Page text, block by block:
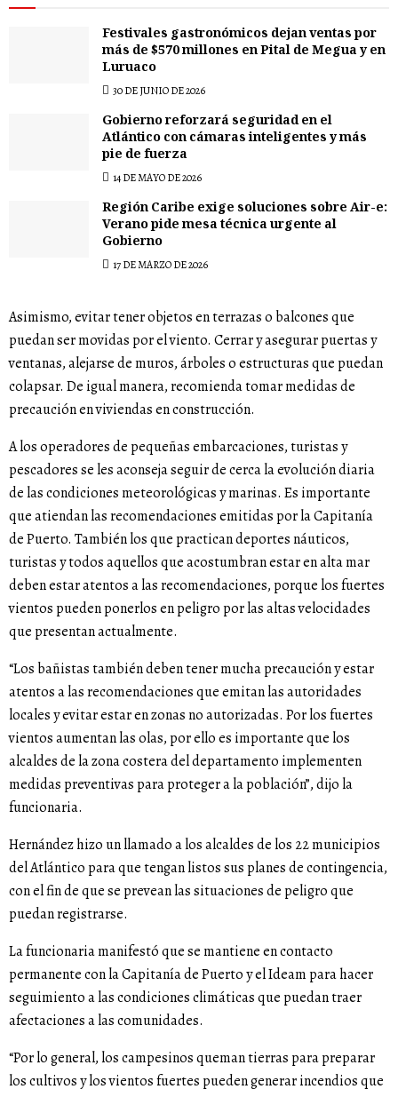
Festivales gastronómicos dejan ventas por
más de $570 millones en Pital de Megua y en
Luruaco
30 DE JUNIO DE 2026
Gobierno reforzará seguridad en el
Atlántico con cámaras inteligentes y más
pie de fuerza
14 DE MAYO DE 2026
Región Caribe exige soluciones sobre Air-e:
Verano pide mesa técnica urgente al
Gobierno
17 DE MARZO DE 2026
Asimismo, evitar tener objetos en terrazas o balcones que
puedan ser movidas por el viento. Cerrar y asegurar puertas y
ventanas, alejarse de muros, árboles o estructuras que puedan
colapsar. De igual manera, recomienda tomar medidas de
precaución en viviendas en construcción.
A los operadores de pequeñas embarcaciones, turistas y
pescadores se les aconseja seguir de cerca la evolución diaria
de las condiciones meteorológicas y marinas. Es importante
que atiendan las recomendaciones emitidas por la Capitanía
de Puerto. También los que practican deportes náuticos,
turistas y todos aquellos que acostumbran estar en alta mar
deben estar atentos a las recomendaciones, porque los fuertes
vientos pueden ponerlos en peligro por las altas velocidades
que presentan actualmente.
“Los bañistas también deben tener mucha precaución y estar
atentos a las recomendaciones que emitan las autoridades
locales y evitar estar en zonas no autorizadas. Por los fuertes
vientos aumentan las olas, por ello es importante que los
alcaldes de la zona costera del departamento implementen
medidas preventivas para proteger a la población”, dijo la
funcionaria.
Hernández hizo un llamado a los alcaldes de los 22 municipios
del Atlántico para que tengan listos sus planes de contingencia,
con el fin de que se prevean las situaciones de peligro que
puedan registrarse.
La funcionaria manifestó que se mantiene en contacto
permanente con la Capitanía de Puerto y el Ideam para hacer
seguimiento a las condiciones climáticas que puedan traer
afectaciones a las comunidades.
“Por lo general, los campesinos queman tierras para preparar
los cultivos y los vientos fuertes pueden generar incendios que